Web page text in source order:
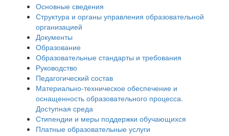
Основные сведения
Структура и органы управления образовательной
организацией
Документы
Образование
Образовательные стандарты и требования
Руководство
Педагогический состав
Материально-техническое обеспечение и
оснащенность образовательного процесса.
Доступная среда
Стипендии и меры поддержки обучающихся
Платные образовательные услуги